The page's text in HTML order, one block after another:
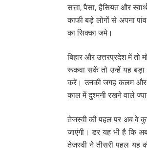
सत्ता, पैसा, हैसियत और
काफी बड़े लोगों से अपना
का सिक्का जमे।
बिहार और उत्तरप्रदेश में
रूकवा सकें तो उन्हें यह बड़ा
करें। उनकी जगह कलम और
काल में दुश्मनी रखने वाले
तेजस्वी की पहल पर अब वे
जाएंगी। डर यह भी है कि
तेजस्वी ने तीसरी पहल यह